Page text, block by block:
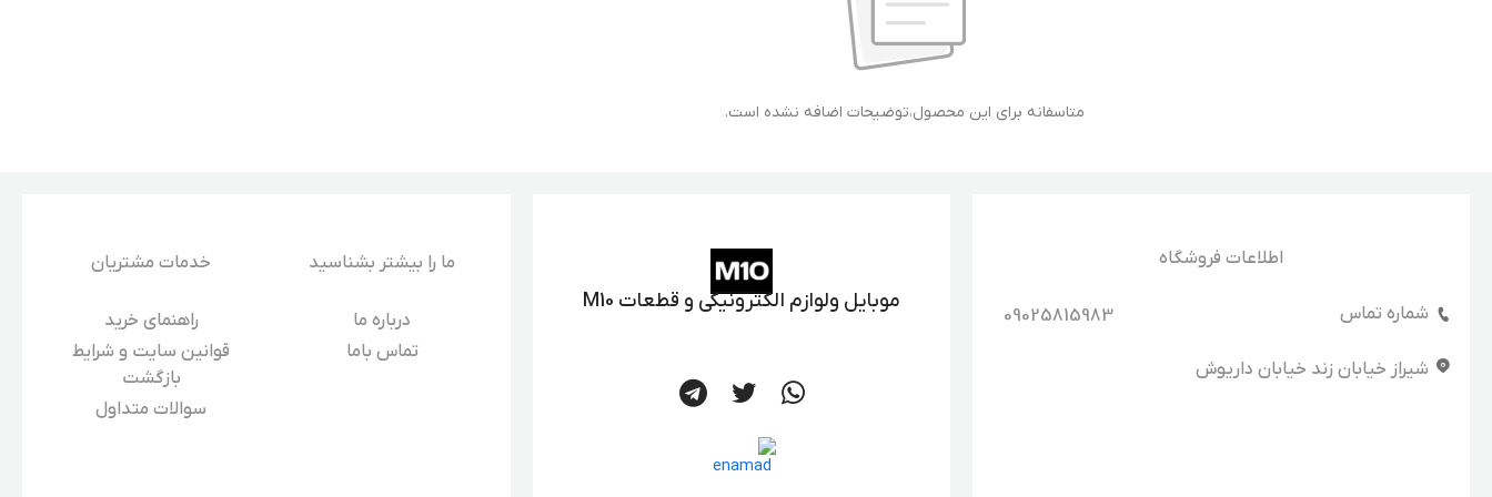
متاسفانه برای این محصول،توضیحات اضافه نشده است.
اطلاعات فروشگاه
شماره تماس 09025815983
شیراز خیابان زند خیابان داریوش
موبایل ولوازم الکترونیکی و قطعات M10
ما را بیشتر بشناسید
درباره‌ ما
تماس باما
خدمات مشتریان
راهنمای خرید
قوانین سایت و شرایط
بازگشت
سوالات متداول